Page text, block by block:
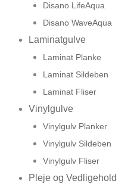
Disano LifeAqua
Disano WaveAqua
Laminatgulve
Laminat Planke
Laminat Sildeben
Laminat Fliser
Vinylgulve
Vinylgulv Planker
Vinylgulv Sildeben
Vinylgulv Fliser
Pleje og Vedligehold